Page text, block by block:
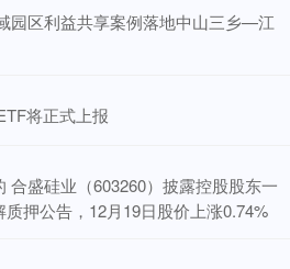
园区利益共享案例落地中山三乡—江
将正式上报
合盛硅业（603260）披露控股股东一
押公告，12月19日股价上涨0.74%